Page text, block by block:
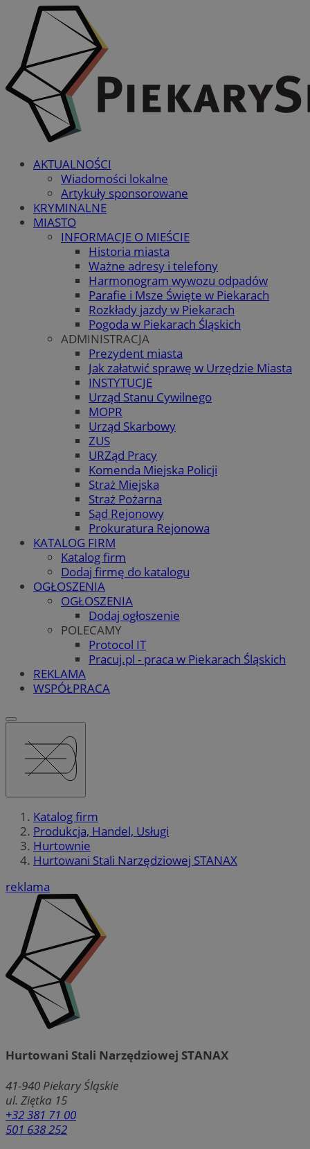
AKTUALNOŚCI
Wiadomości lokalne
Artykuły sponsorowane
KRYMINALNE
MIASTO
INFORMACJE O MIEŚCIE
Historia miasta
Ważne adresy i telefony
Harmonogram wywozu odpadów
Parafie i Msze Święte w Piekarach
Rozkłady jazdy w Piekarach
Pogoda w Piekarach Śląskich
ADMINISTRACJA
Prezydent miasta
Jak załatwić sprawę w Urzędzie Miasta
INSTYTUCJE
Urząd Stanu Cywilnego
MOPR
Urząd Skarbowy
ZUS
URZąd Pracy
Komenda Miejska Policji
Straż Miejska
Straż Pożarna
Sąd Rejonowy
Prokuratura Rejonowa
KATALOG FIRM
Katalog firm
Dodaj firmę do katalogu
OGŁOSZENIA
OGŁOSZENIA
Dodaj ogłoszenie
POLECAMY
Protocol IT
Pracuj.pl - praca w Piekarach Śląskich
REKLAMA
WSPÓŁPRACA
Katalog firm
Produkcja, Handel, Usługi
Hurtownie
Hurtowani Stali Narzędziowej STANAX
reklama
Hurtowani Stali Narzędziowej STANAX
41-940 Piekary Śląskie
ul. Ziętka 15
+32 381 71 00
501 638 252